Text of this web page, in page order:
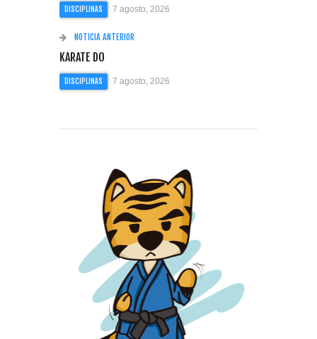
DISCIPLINAS 7 agosto, 2026
NOTICIA ANTERIOR
KARATE DO
DISCIPLINAS 7 agosto, 2026